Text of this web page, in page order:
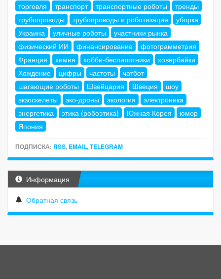
торговля
транспорт транспортные роботы
тренды
трубопроводы
трубопроводы и роботизация
уборка
Украина
уличные роботы
участники рынка
физический ИИ
финансирование
фотограмметрия
Франция
химия хобби-беспилотники
ховербайки
Хождение
цифры частоты
чатбот
шагающие роботы
Швейцария Швеция
шоу
экзоскелеты
эко-дроны экология
электроника
энергетика
этика (робоэтика) Южная Корея
юмор
Япония
ПОДПИСКА: RSS, EMAIL,TELEGRAM
Информация
Обратная связь